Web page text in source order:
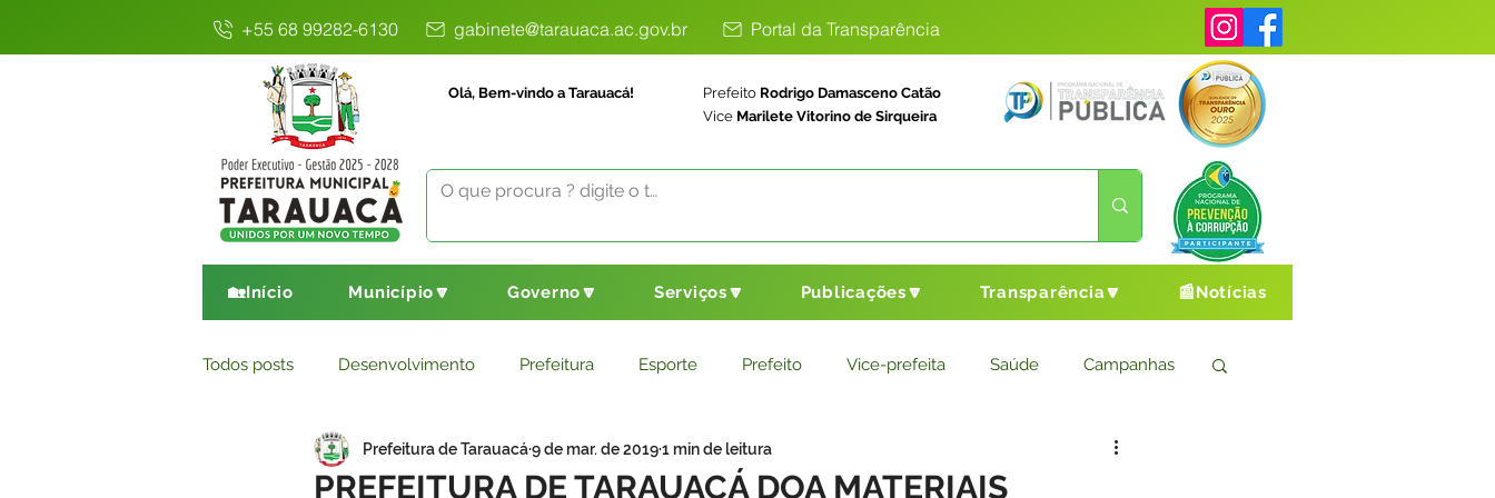
+55 68 99282-6130 gabinete@tarauaca.ac.gov.br Portal da Transparência
Olá, Bem-vindo a Tarauacá! Prefeito Rodrigo Damasceno Catão
Vice Marilete Vitorino de Sirqueira
🏡Início Município🔽 Governo🔽 Serviços🔽 Publicações🔽 Transparência🔽 📰Notícias
Todos posts Desenvolvimento Prefeitura Esporte Prefeito Vice-prefeita Saúde Campanhas
Comunicado Educação Saneamento Básico Cultura e Esporte
PREFEITURA DE TARAUACÁ DOA MATERIAIS
Prefeitura de Tarauacá9 de mar. de 20191 min de leitura